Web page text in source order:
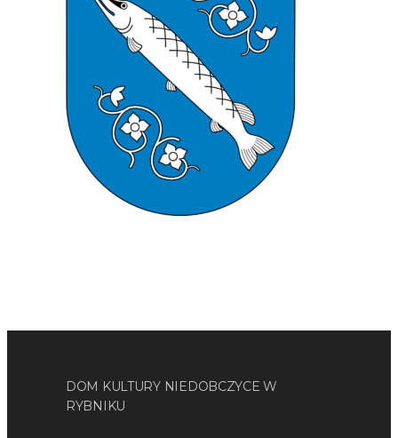
DOM KULTURY NIEDOBCZYCE W
RYBNIKU